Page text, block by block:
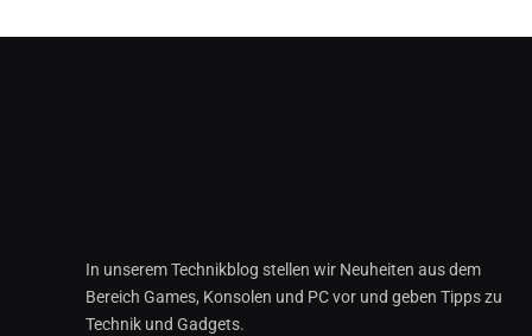
In unserem Technikblog stellen wir Neuheiten aus dem
Bereich Games, Konsolen und PC vor und geben Tipps zu
Technik und Gadgets.